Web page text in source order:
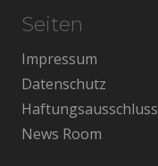
Seiten
Impressum
Datenschutz
Haftungsausschluss
News Room